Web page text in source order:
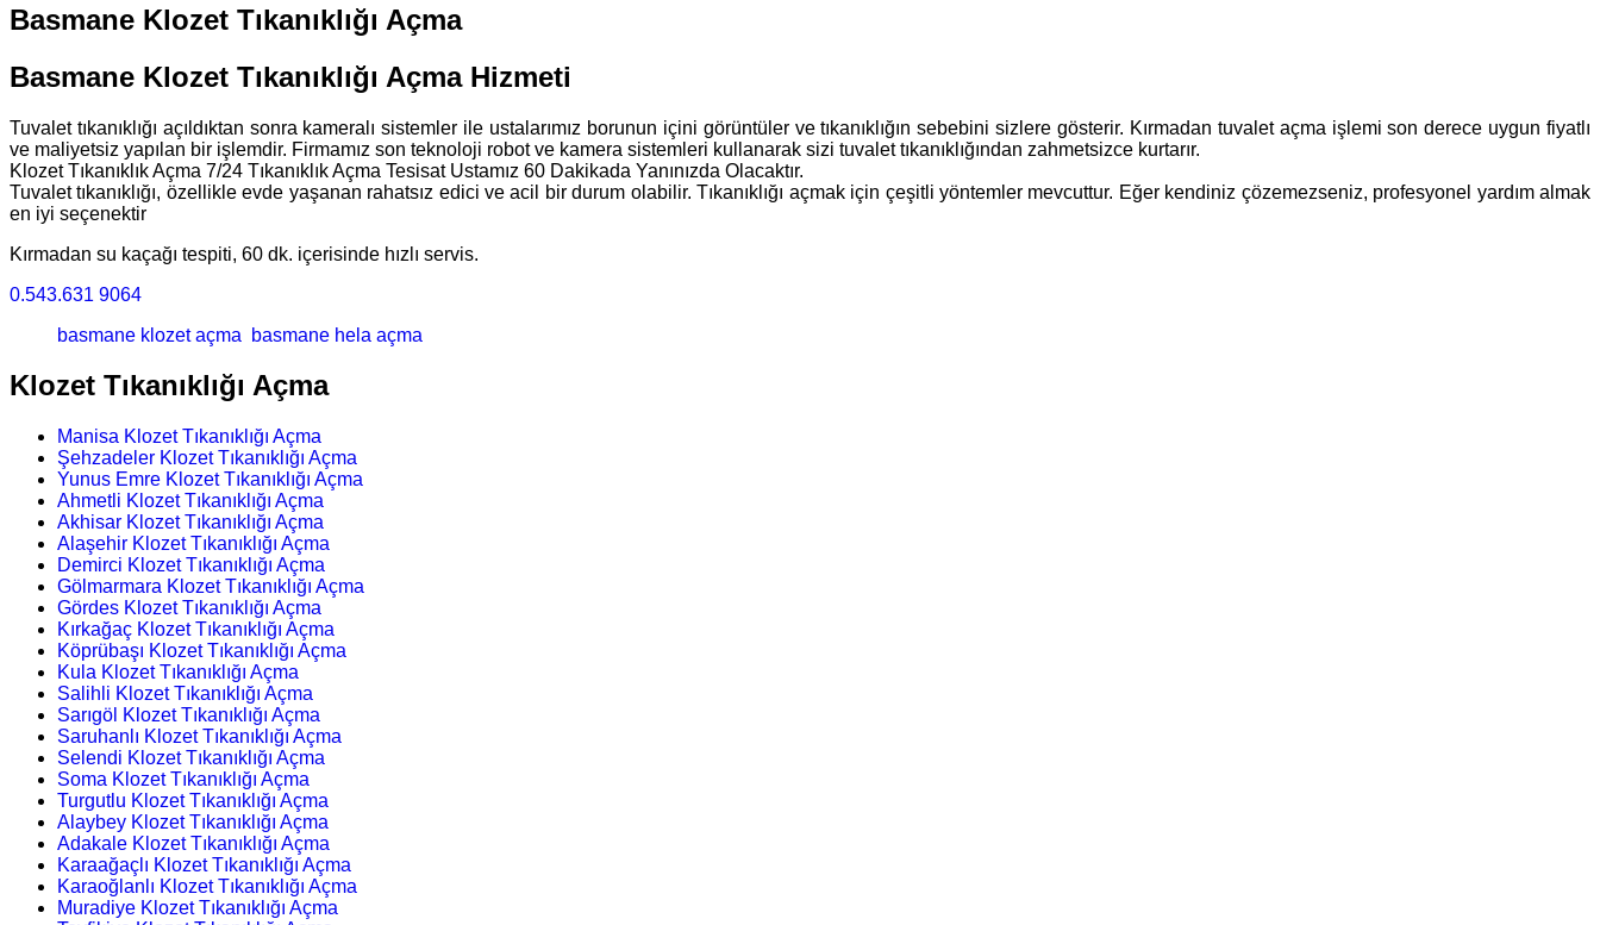
Basmane Klozet Tıkanıklığı Açma
Basmane Klozet Tıkanıklığı Açma Hizmeti
Tuvalet tıkanıklığı açıldıktan sonra kameralı sistemler ile ustalarımız borunun içini görüntüler ve tıkanıklığın sebebini sizlere gösterir. Kırmadan tuvalet açma işlemi son derece uygun fiyatlı
ve maliyetsiz yapılan bir işlemdir. Firmamız son teknoloji robot ve kamera sistemleri kullanarak sizi tuvalet tıkanıklığından zahmetsizce kurtarır.
Klozet Tıkanıklık Açma 7/24 Tıkanıklık Açma Tesisat Ustamız 60 Dakikada Yanınızda Olacaktır.
Tuvalet tıkanıklığı, özellikle evde yaşanan rahatsız edici ve acil bir durum olabilir. Tıkanıklığı açmak için çeşitli yöntemler mevcuttur. Eğer kendiniz çözemezseniz, profesyonel yardım almak
en iyi seçenektir
Kırmadan su kaçağı tespiti, 60 dk. içerisinde hızlı servis.
0.543.631 9064
basmane klozet açma
basmane hela açma
Klozet Tıkanıklığı Açma
Manisa Klozet Tıkanıklığı Açma
Şehzadeler Klozet Tıkanıklığı Açma
Yunus Emre Klozet Tıkanıklığı Açma
Ahmetli Klozet Tıkanıklığı Açma
Akhisar Klozet Tıkanıklığı Açma
Alaşehir Klozet Tıkanıklığı Açma
Demirci Klozet Tıkanıklığı Açma
Gölmarmara Klozet Tıkanıklığı Açma
Gördes Klozet Tıkanıklığı Açma
Kırkağaç Klozet Tıkanıklığı Açma
Köprübaşı Klozet Tıkanıklığı Açma
Kula Klozet Tıkanıklığı Açma
Salihli Klozet Tıkanıklığı Açma
Sarıgöl Klozet Tıkanıklığı Açma
Saruhanlı Klozet Tıkanıklığı Açma
Selendi Klozet Tıkanıklığı Açma
Soma Klozet Tıkanıklığı Açma
Turgutlu Klozet Tıkanıklığı Açma
Alaybey Klozet Tıkanıklığı Açma
Adakale Klozet Tıkanıklığı Açma
Karaağaçlı Klozet Tıkanıklığı Açma
Karaoğlanlı Klozet Tıkanıklığı Açma
Muradiye Klozet Tıkanıklığı Açma